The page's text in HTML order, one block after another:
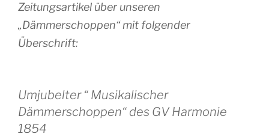
Zeitungsartikel über unseren
„Dämmerschoppen“ mit folgender
Überschrift:
Umjubelter “ Musikalischer
Dämmerschoppen“ des GV Harmonie
1854